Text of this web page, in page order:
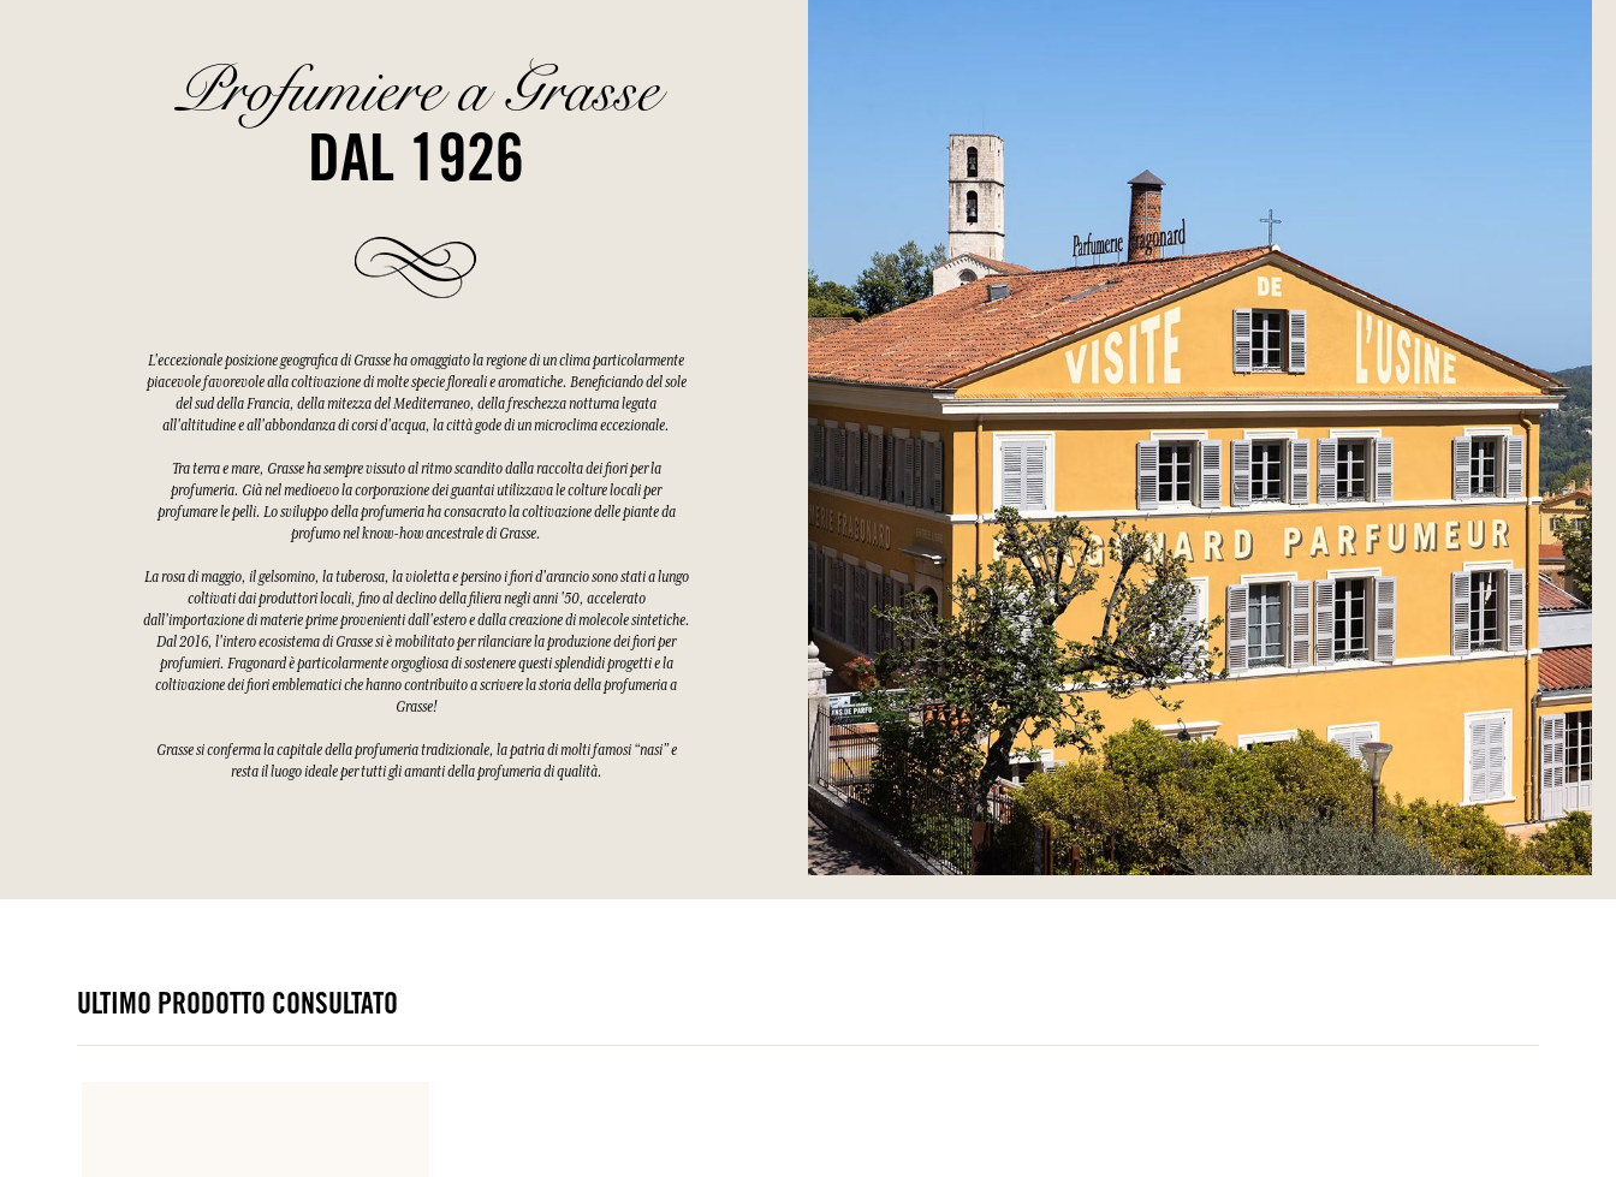
Profumiere a Grasse
DAL 1926
L'eccezionale posizione geografica di Grasse ha omaggiato la regione di un clima particolarmente
piacevole favorevole alla coltivazione di molte specie floreali e aromatiche. Beneficiando del sole
del sud della Francia, della mitezza del Mediterraneo, della freschezza notturna legata
all'altitudine e all'abbondanza di corsi d'acqua, la città gode di un microclima eccezionale.
Tra terra e mare, Grasse ha sempre vissuto al ritmo scandito dalla raccolta dei fiori per la
profumeria. Già nel medioevo la corporazione dei guantai utilizzava le colture locali per
profumare le pelli. Lo sviluppo della profumeria ha consacrato la coltivazione delle piante da
profumo nel know-how ancestrale di Grasse.
La rosa di maggio, il gelsomino, la tuberosa, la violetta e persino i fiori d'arancio sono stati a lungo
coltivati dai produttori locali, fino al declino della filiera negli anni '50, accelerato
dall'importazione di materie prime provenienti dall'estero e dalla creazione di molecole sintetiche.
Dal 2016, l'intero ecosistema di Grasse si è mobilitato per rilanciare la produzione dei fiori per
profumieri. Fragonard è particolarmente orgogliosa di sostenere questi splendidi progetti e la
coltivazione dei fiori emblematici che hanno contribuito a scrivere la storia della profumeria a
Grasse!
Grasse si conferma la capitale della profumeria tradizionale, la patria di molti famosi “nasi” e
resta il luogo ideale per tutti gli amanti della profumeria di qualità.
ULTIMO PRODOTTO CONSULTATO